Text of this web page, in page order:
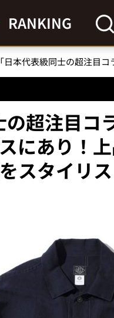
RANKING
の超注目
にあり！
スタイリ